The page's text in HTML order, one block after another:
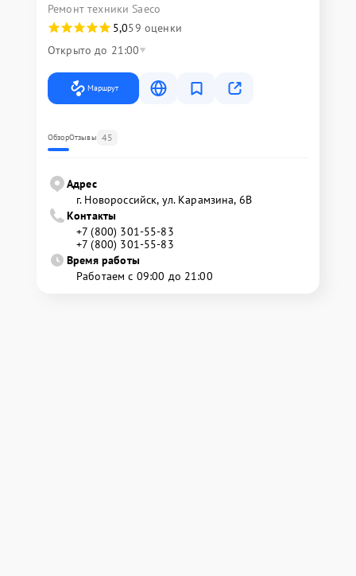
Ремонт техники Saeco
5,059 оценки
Открыто до 21:00
Маршрут
ОбзорОтзывы 45
Адрес
г. Новороссийск, ул. Карамзина, 6В
Контакты
+7 (800) 301-55-83
+7 (800) 301-55-83
Время работы
Работаем с 09:00 до 21:00